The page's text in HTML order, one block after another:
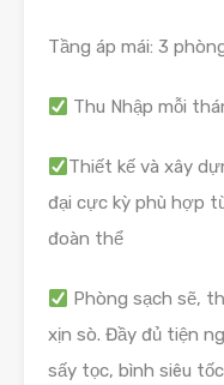
Tầng áp mái: 3
Thu Nhập mỗi
Thiết kế và xây
đại cực kỳ phù hợp
đoàn thể
Phòng sạch sẽ,
xịn sò. Đầy đủ tiện
sấy tọc, bình siêu